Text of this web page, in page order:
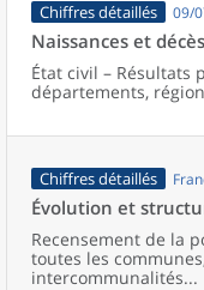
Chiffres détaillés 09/
Naissances et
État civil – Résultats
départements,
Chiffres détaillés
Évolution et
Recensement de la
toutes les
intercommunalités...